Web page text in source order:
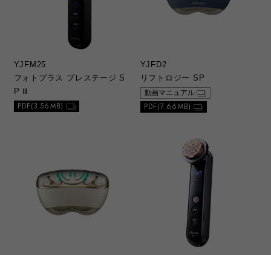
ではそれらの別紙類全てが公開されているわ
けではありませんのでご了承ください。
c. 本サービスの更新、変更、中止について
ものに代えて、改訂版を本ウェブサイトに掲
載する場合があります。ただし、本ウェブサ
イトに公開されている総合カタログ、取扱説
明書は、変更の度に修正・更新するものでは
の仕様変更や総合カタログ、取扱説明書の改
版に伴い、当社の選択により、予告なく削除
する場合があります。
3）本ウェブサイトのサービスは予告なく中
止、または内容や条件を変更する場合があり
ます。あらかじめご了承ください。
1）総合カタログ、取扱説明書中に記載する安
YJFM25
フォトプラス プレステージ S
P Ⅲ
PDF(3.56MB)
YJFD2
リフトロジー SP
動画マニュアル
PDF(7.66MB)